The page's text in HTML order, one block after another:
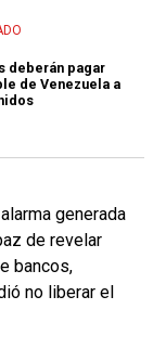
deberán pagar
de Venezuela a
generada
de revelar
bancos,
no liberar el